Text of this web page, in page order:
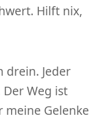
Hilft nix,
drein. Jeder
Weg ist
meine Gelenke